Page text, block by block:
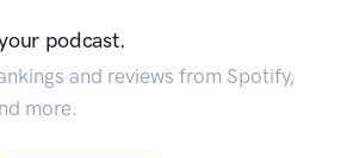
podcast.
and reviews from Spotify,
more.